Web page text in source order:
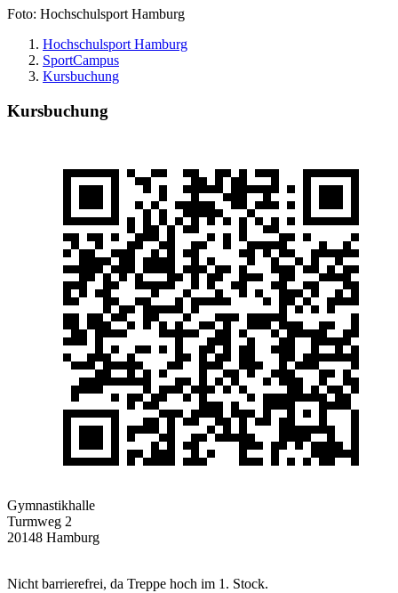
Foto: Hochschulsport Hamburg
Hochschulsport Hamburg
SportCampus
Kursbuchung
Kursbuchung
Gymnastikhalle
Turmweg 2
20148 Hamburg
Nicht barrierefrei, da Treppe hoch im 1. Stock.